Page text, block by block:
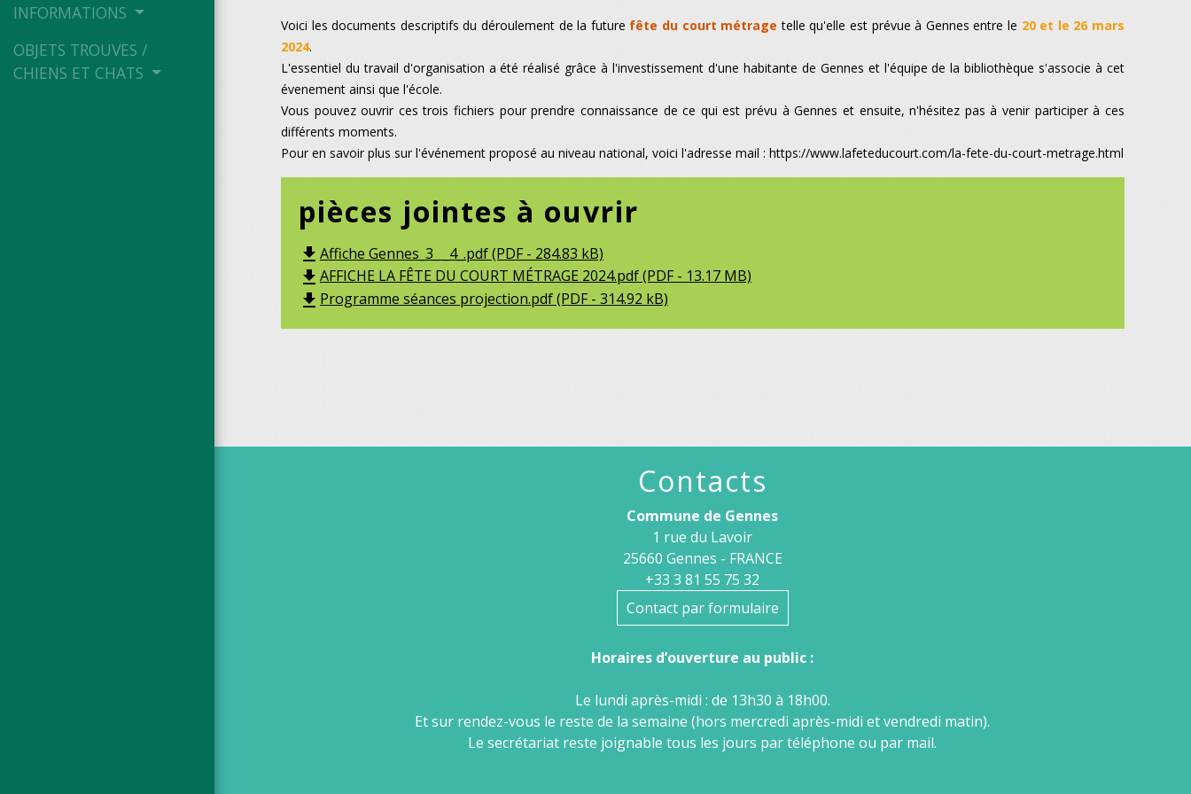
INFORMATIONS
OBJETS TROUVES /
CHIENS ET CHATS
Voici les documents descriptifs du déroulement de la future fête du court métrage telle qu'elle est prévue à Gennes entre le 20 et le 26 mars
2024.
L'essentiel du travail d'organisation a été réalisé grâce à l'investissement d'une habitante de Gennes et l'équipe de la bibliothèque s'associe à cet
évenement ainsi que l'école.
Vous pouvez ouvrir ces trois fichiers pour prendre connaissance de ce qui est prévu à Gennes et ensuite, n'hésitez pas à venir participer à ces
différents moments.
Pour en savoir plus sur l'événement proposé au niveau national, voici l'adresse mail : https://www.lafeteducourt.com/la-fete-du-court-metrage.html
pièces jointes à ouvrir
file_download Affiche Gennes_3_ _4_.pdf (PDF - 284.83 kB)
file_download AFFICHE LA FÊTE DU COURT MÉTRAGE 2024.pdf (PDF - 13.17 MB)
file_download Programme séances projection.pdf (PDF - 314.92 kB)
Contacts
Commune de Gennes
1 rue du Lavoir
25660 Gennes - FRANCE
+33 3 81 55 75 32
Contact par formulaire
Horaires d’ouverture au public :
Le lundi après-midi : de 13h30 à 18h00.
Et sur rendez-vous le reste de la semaine (hors mercredi après-midi et vendredi matin).
Le secrétariat reste joignable tous les jours par téléphone ou par mail.